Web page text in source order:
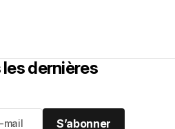
les dernières
S’abonner